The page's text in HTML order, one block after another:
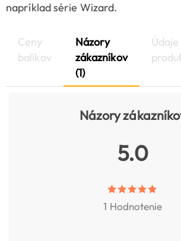
napríklad série Wizard.
Ceny
balíkov
Názory
zákazníkov
(1)
Údaje
Názory
5.0
1 Hodnotenie